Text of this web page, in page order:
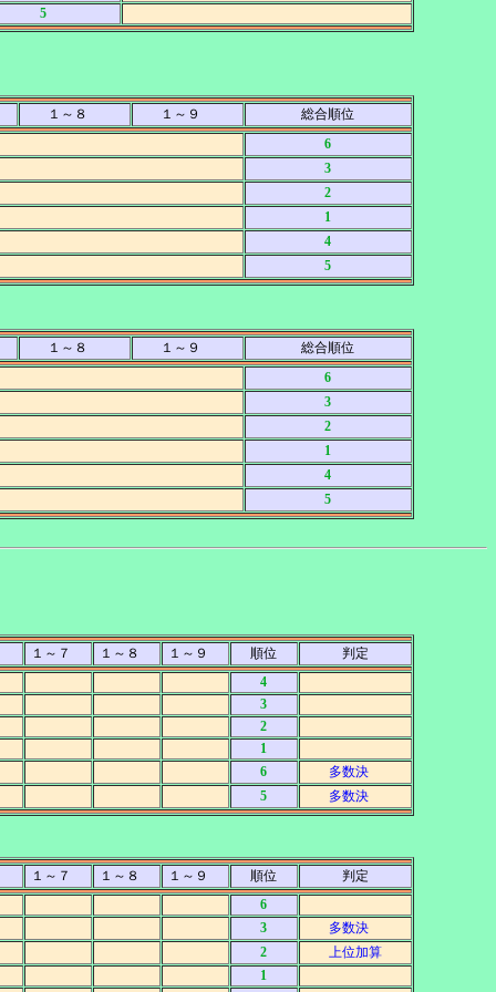
5
１～８ １～９
総合順位
6
3
2
1
4
5
１～８ １～９
総合順位
6
3
2
1
4
5
１～７ １～８ １～９ 順位
判定
4
3
2
1
6
多数決
5
多数決
１～７ １～８ １～９ 順位
判定
6
3
多数決
2
上位加算
1